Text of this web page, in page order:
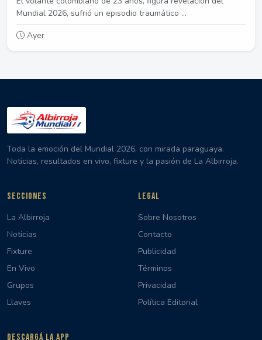
Mundial 2026, sufrió un episodio traumático ...
Ayer
Toda la emoción del Mundial 2026, con mirada paraguaya.
Noticias, resultados en vivo, fixture y la pasión de La Albirroja.
SECCIONES
La Albirroja
Noticias
Fixture
En Vivo
Grupos
Llaves
LEGAL
Sobre Nosotros
Contacto
Publicidad
Términos
Privacidad
Política Editorial
DESCARGÁ LA APP